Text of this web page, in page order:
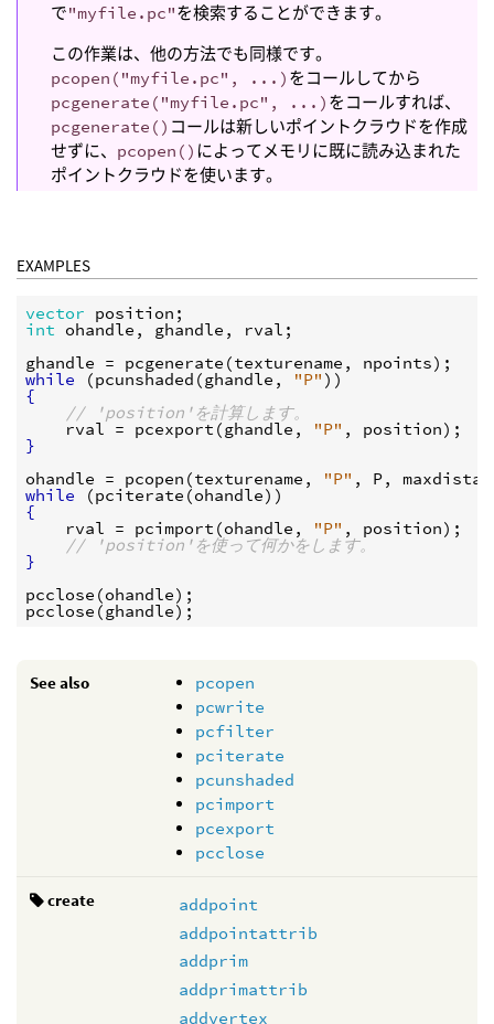
で"myfile.pc"を検索することができます。
この作業は、他の方法でも同様です。
pcopen("myfile.pc", ...) をコールしてから
pcgenerate("myfile.pc", ...) をコールすれば、
pcgenerate() コールは新しいポイントクラウドを作成
せずに、 pcopen() によってメモリに既に読み込まれた
ポイントクラウドを使います。
EXAMPLES
vector position
int ohandle , ghandle , rval ;
ghandle = pcgenerate (texturename , npoints
while (pcunshaded (ghandle , "P"
{
// 'position'を計算します。
rval = pcexport (ghandle , "P" , position
}
ohandle = pcopen (texturename , "P" , P,
while (pciterate (ohandle
{
rval = pcimport (ohandle , "P" , position);
// 'position'を使って何かをします。
}
pcclose (ohandle
pcclose (ghandle
See also
pcopen
pcwrite
pcfilter
pciterate
pcunshaded
pcimport
pcexport
pcclose
create
addpoint
addpointattrib
addprim
addprimattrib
addvertex